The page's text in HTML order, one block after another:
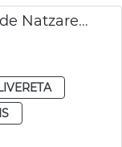
Mejora accesos en colegios de Natzaret, Soterres y Safranar